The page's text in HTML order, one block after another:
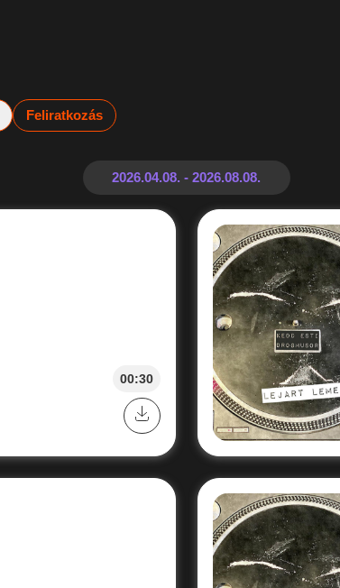
Feliratkozás
00:30